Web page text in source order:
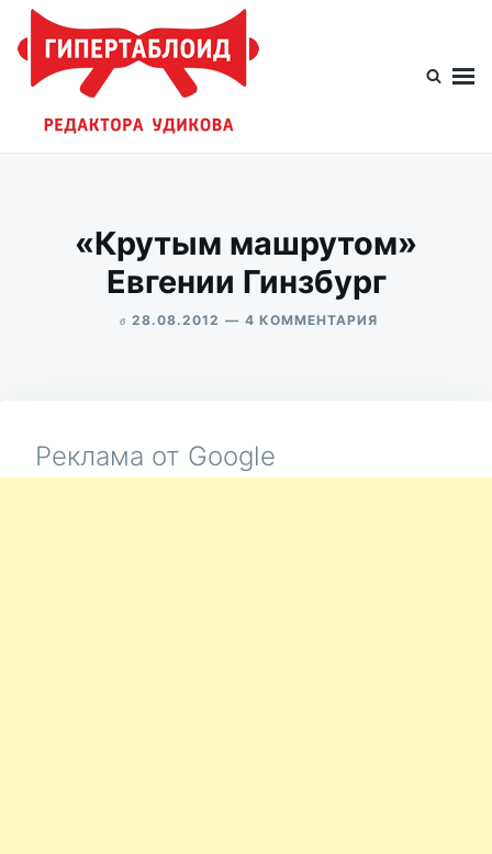
Перейти
содержимому
Искать:
«Крутым машрутом»
Евгении Гинзбург
в 28.08.2012 4 КОММЕНТАРИЯ
Реклама от Google